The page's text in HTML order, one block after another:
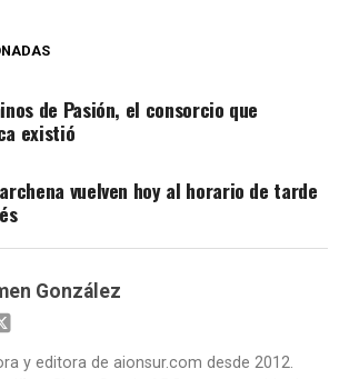
de Pasión, el consorcio que
existió
vuelven hoy al horario de tarde
González
y editora de aionsur.com desde 2012.